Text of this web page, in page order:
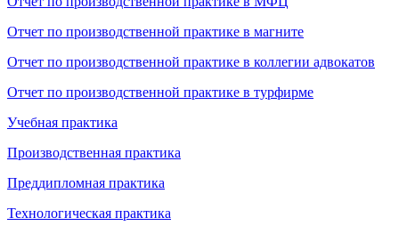
Отчет по производственной практике в магните
Отчет по производственной практике в коллегии адвокатов
Отчет по производственной практике в турфирме
Учебная практика
Производственная практика
Преддипломная практика
Технологическая практика